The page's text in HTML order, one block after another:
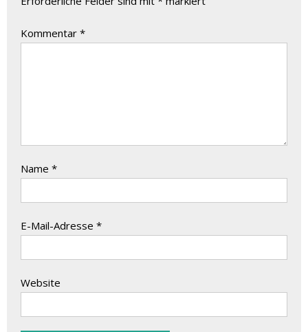
Kommentar *
Name *
E-Mail-Adresse *
Website